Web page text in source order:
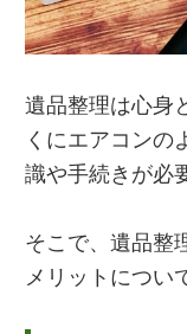
遺品整理は心身
くにエアコンの
識や手続きが必
そこで、遺品整
メリットについ